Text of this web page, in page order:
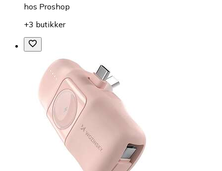
hos Proshop
+3 butikker